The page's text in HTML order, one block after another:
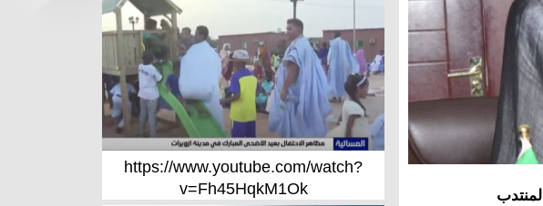
https://www.youtube.com/watch?
v=Fh45HqkM1Ok